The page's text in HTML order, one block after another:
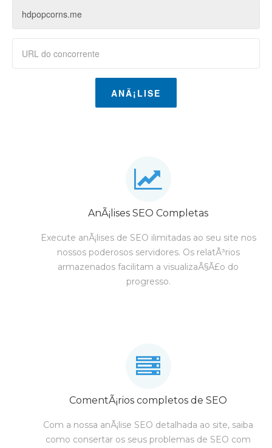
ANÃ¡LISE
AnÃ¡lises SEO Completas
Execute anÃ¡lises de SEO ilimitadas ao seu site nos
nossos poderosos servidores. Os relatÃ³rios
armazenados facilitam a visualizaÃ§Ã£o do
progresso.
ComentÃ¡rios completos de SEO
Com a nossa anÃ¡lise SEO detalhada ao site, saiba
como consertar os seus problemas de SEO com